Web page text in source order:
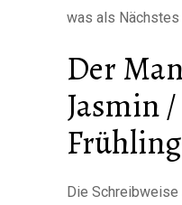
was als Nächstes
Der
Jasmin
Die Schreibweise